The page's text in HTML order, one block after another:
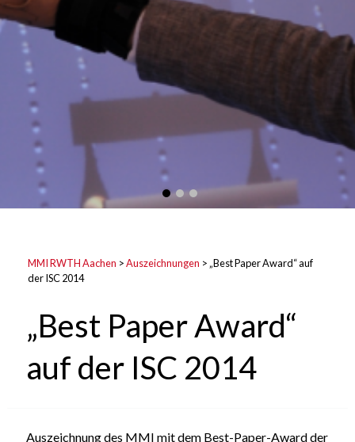
MMI RWTH Aachen >Auszeichnungen > „Best Paper Award“ auf
der ISC 2014
„Best Paper Award“
auf der ISC 2014
Auszeichnung des MMI mit dem Best-Paper-Award der